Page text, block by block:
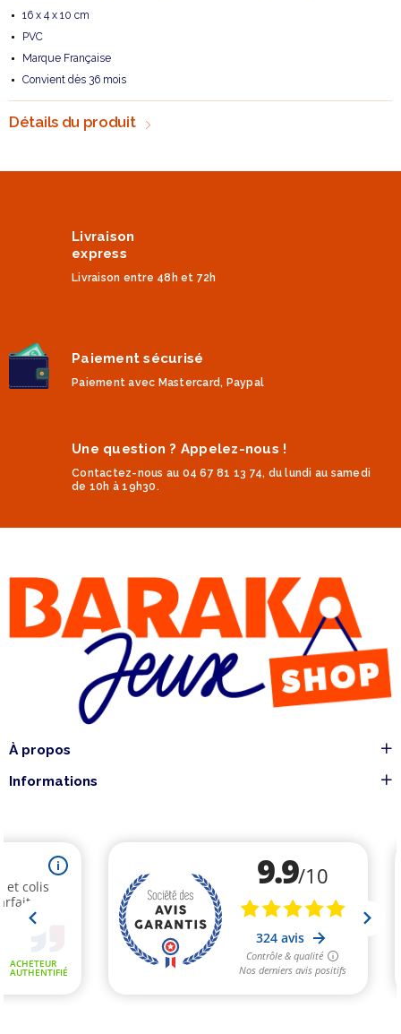
16 x 4 x 10 cm
PVC
Marque Française
Convient dès 36 mois
Détails du produit
Livraison
express
Livraison entre 48h et 72h
Paiement sécurisé
Paiement avec Mastercard, Paypal
Une question ? Appelez-nous !
Contactez-nous au 04 67 81 13 74, du lundi au samedi
de 10h à 19h30.
À propos
Informations